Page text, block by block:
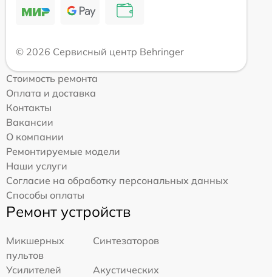
© 2026 Сервисный центр Behringer
Стоимость ремонта
Оплата и доставка
Контакты
Вакансии
О компании
Ремонтируемые модели
Наши услуги
Согласие на обработку персональных данных
Способы оплаты
Ремонт устройств
Микшерных
пультов
Синтезаторов
Усилителей
Акустических